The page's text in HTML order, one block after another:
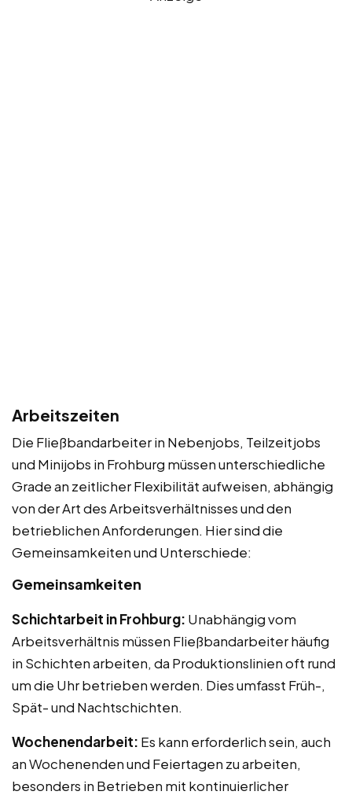
Arbeitszeiten
Die Fließbandarbeiter in Nebenjobs, Teilzeitjobs
und Minijobs in Frohburg müssen unterschiedliche
Grade an zeitlicher Flexibilität aufweisen, abhängig
von der Art des Arbeitsverhältnisses und den
betrieblichen Anforderungen. Hier sind die
Gemeinsamkeiten und Unterschiede:
Gemeinsamkeiten
Schichtarbeit in Frohburg: Unabhängig vom
Arbeitsverhältnis müssen Fließbandarbeiter häufig
in Schichten arbeiten, da Produktionslinien oft rund
um die Uhr betrieben werden. Dies umfasst Früh-,
Spät- und Nachtschichten.
Wochenendarbeit: Es kann erforderlich sein, auch
an Wochenenden und Feiertagen zu arbeiten,
besonders in Betrieben mit kontinuierlicher